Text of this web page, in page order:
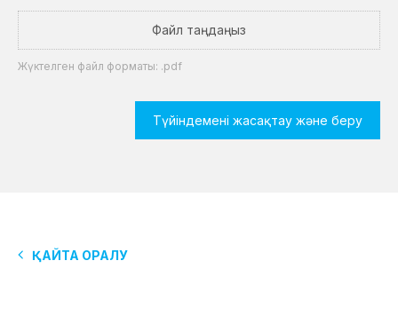
Файл таңдаңыз
Жүктелген файл форматы: .pdf
Түйіндемені жасақтау және беру
ҚАЙТА ОРАЛУ